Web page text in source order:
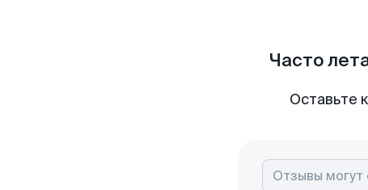
Часто
Оставьте